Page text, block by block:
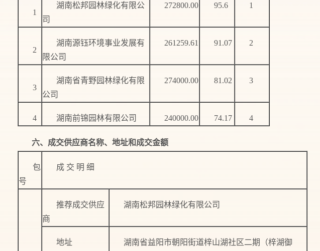
1
湖南松邦园林绿化有限公
司
272800.00 95.6 1
2
湖南源钰环境事业发展有
限公司
261259.61 91.07 2
3
湖南省青野园林绿化有限
公司
274000.00 81.02 3
4 湖南前锦园林有限公司 240000.00 74.17 4
六、成交供应商名称、地址和成交金额
包
号
成 交 明 细
推荐成交供应
商
湖南松邦园林绿化有限公司
地址
湖南省益阳市朝阳街道梓山湖社区二期（梓湖御